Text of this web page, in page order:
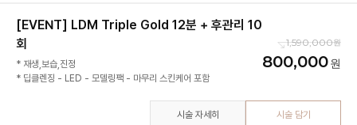
[EVENT] LDM Triple Gold 12분 + 후관리 10
회
* 재생,보습,진정
* 딥클렌징 - LED - 모델링팩 - 마무리 스킨케어 포함
1,590,000
800,000
시술 자세히 시술 담기